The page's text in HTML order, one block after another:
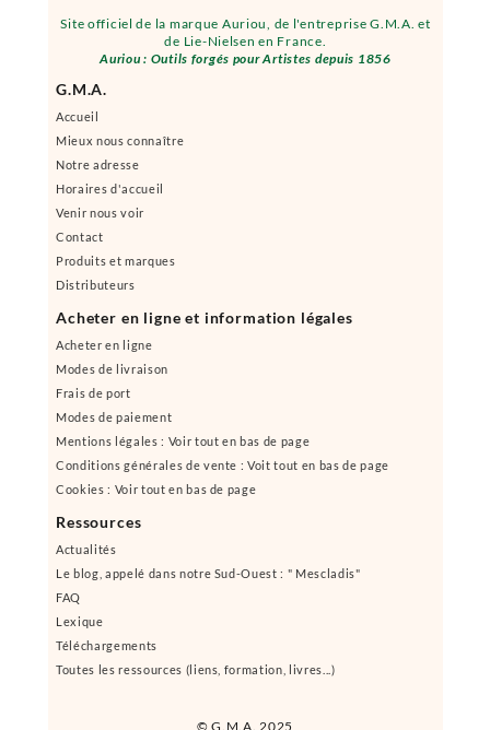
© G.M.A. 2025
Site officiel de la marque Auriou, de l'entreprise G.M.A. et
de Lie-Nielsen en France.
Auriou : Outils forgés pour Artistes depuis 1856
G.M.A.
Accueil
Mieux nous connaître
Notre adresse
Horaires d'accueil
Venir nous voir
Contact
Produits et marques
Distributeurs
Acheter en ligne et information légales
Acheter en ligne
Modes de livraison
Frais de port
Modes de paiement
Mentions légales : Voir tout en bas de page
Conditions générales de vente : Voit tout en bas de page
Cookies : Voir tout en bas de page
Ressources
Actualités
Le blog, appelé dans notre Sud-Ouest : " Mescladis"
FAQ
Lexique
Téléchargements
Toutes les ressources (liens, formation, livres...)